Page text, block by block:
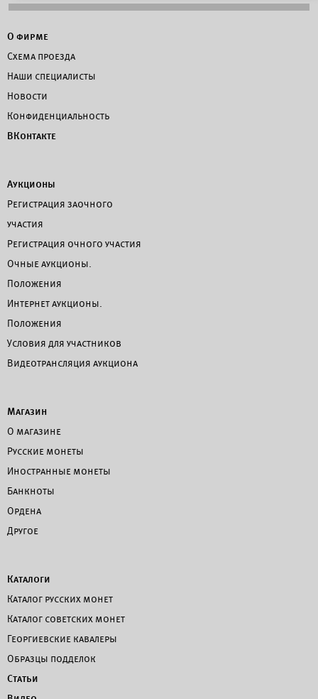
О фирме
Схема проезда
Наши специалисты
Новости
Конфиденциальность
ВКонтакте
Аукционы
Регистрация заочного
участия
Регистрация очного участия
Очные аукционы.
Положения
Интернет аукционы.
Положения
Условия для участников
Видеотрансляция аукциона
Магазин
О магазине
Русские монеты
Иностранные монеты
Банкноты
Ордена
Другое
Каталоги
Каталог русских монет
Каталог советских монет
Георгиевские кавалеры
Образцы подделок
Статьи